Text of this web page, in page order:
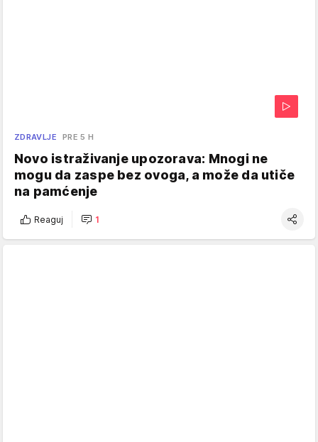
ZDRAVLJE PRE 5 H
Novo istraživanje upozorava: Mnogi ne
mogu da zaspe bez ovoga, a može da utiče
na pamćenje
Reaguj 1